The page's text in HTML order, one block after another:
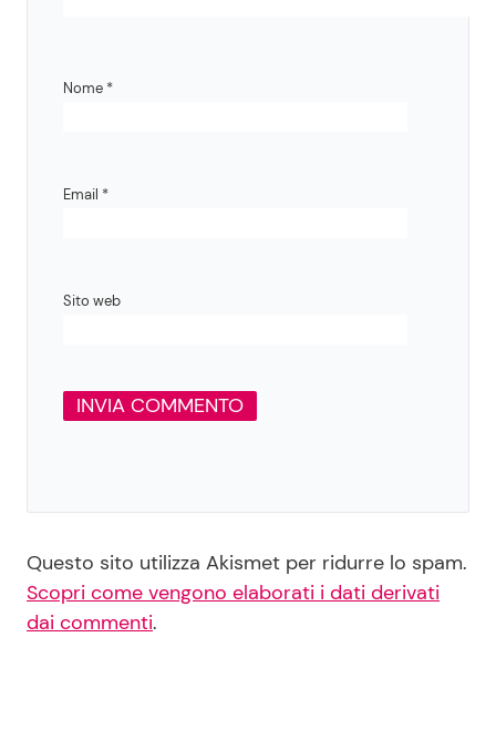
Nome *
Email *
Sito web
Questo sito utilizza Akismet per ridurre lo spam.
Scopri come vengono elaborati i dati derivati
dai commenti.